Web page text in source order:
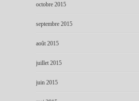
octobre 2015
septembre 2015
août 2015
juillet 2015
juin 2015